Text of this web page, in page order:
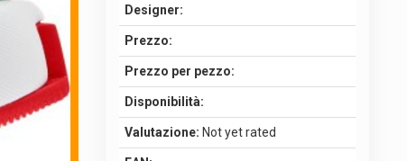
Designer:
Prezzo:
Prezzo per pezzo:
Disponibilità:
Valutazione: Not yet rated